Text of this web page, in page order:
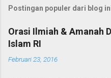
Postingan populer dari blog
Orasi Ilmiah & Amanah
Islam RI
Februari 23, 2016